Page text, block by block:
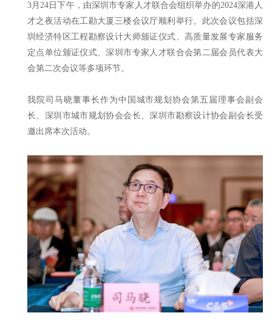
3月24日下午，由深圳市专家人才联合会组织举办的2024深港人
才之夜活动在工勘大厦三楼会议厅顺利举行。此次会议包括深
圳经济特区工程勘察设计大师颁证仪式、高质量发展专家服务
定点单位颁证仪式、深圳市专家人才联合会第二届会员代表大
会第二次会议等多项环节。
我院司马晓董事长作为中国城市规划协会第五届理事会副会
长、深圳市城市规划协会会长、深圳市勘察设计协会副会长受
邀出席本次活动。